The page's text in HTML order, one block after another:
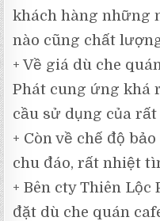
khách hàng những
nào cũng chất
+ Về giá dù che
Phát cung ứng khá
cầu sử dụng của
+ Còn về chế độ
chu đáo, rất nhiệt
+ Bên cty Thiên
đặt dù che quán